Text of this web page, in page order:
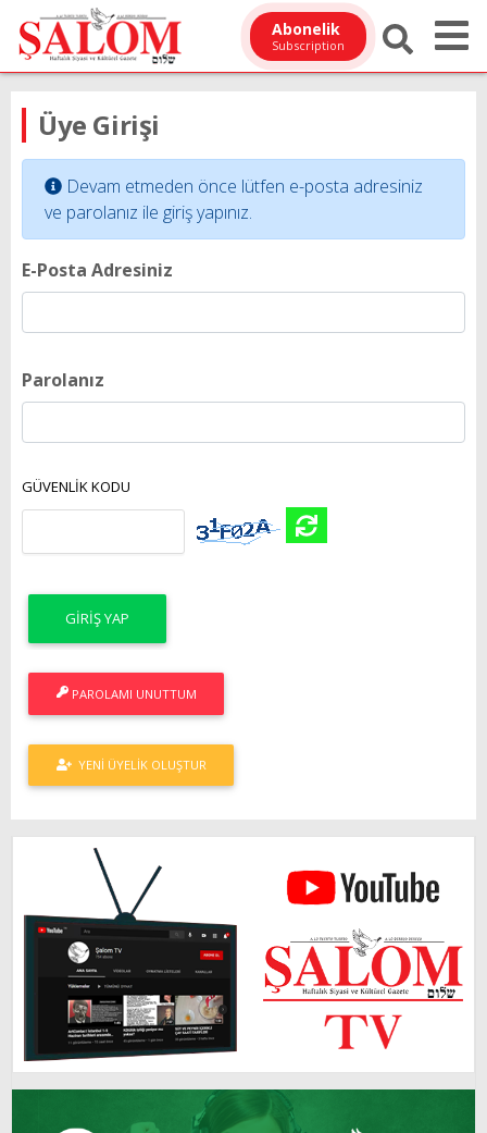
Abonelik
Subscription
Üye Girişi
Devam etmeden önce lütfen e-posta adresiniz
ve parolanız ile giriş yapınız.
E-Posta Adresiniz
Parolanız
GÜVENLİK KODU
PAROLAMI UNUTTUM
YENI ÜYELIK OLUŞTUR